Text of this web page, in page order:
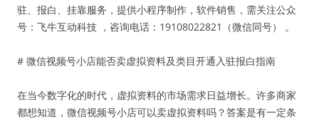
驻、报白、挂靠服务，提供小程序制作，软件销售，需关注公众
号：飞牛互动科技 ，咨询电话：19108022821（微信同号） 。
# 微信视频号小店能否卖虚拟资料及类目开通入驻报白指南
在当今数字化的时代，虚拟资料的市场需求日益增长。许多商家
都想知道，微信视频号小店可以卖虚拟资料吗？答案是有一定条